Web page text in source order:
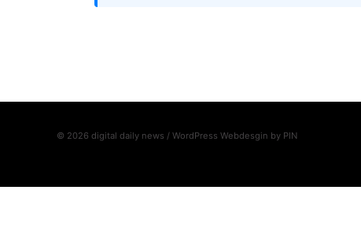
© 2026 digital daily news / WordPress Webdesgin by PIN